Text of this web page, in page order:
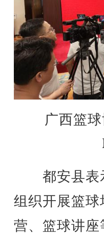
广西篮
都安县表
组织开展篮
营、篮球讲